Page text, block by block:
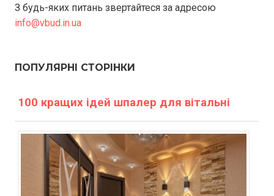
З будь-яких питань звертайтеся за адресою
info@vbud.in.ua
ПОПУЛЯРНІ СТОРІНКИ
100 кращих ідей шпалер для вітальні